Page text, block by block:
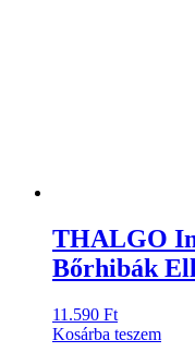
THALGO
Bőrhibák
11.590 Ft
Kosárba teszem